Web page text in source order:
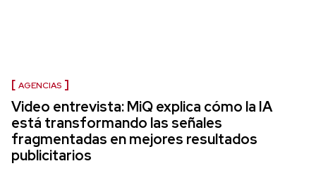
AGENCIAS
Video entrevista: MiQ explica cómo la IA
está transformando las señales
fragmentadas en mejores resultados
publicitarios